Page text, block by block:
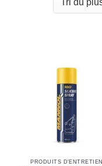
PRODUITS D'ENTRETIEN